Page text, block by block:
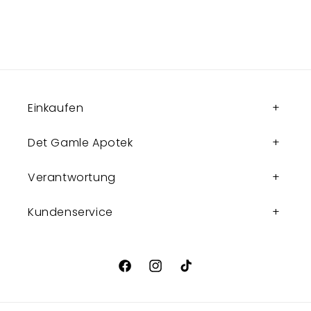
Einkaufen
Det Gamle Apotek
Verantwortung
Kundenservice
FacebookInstagram
TikTok